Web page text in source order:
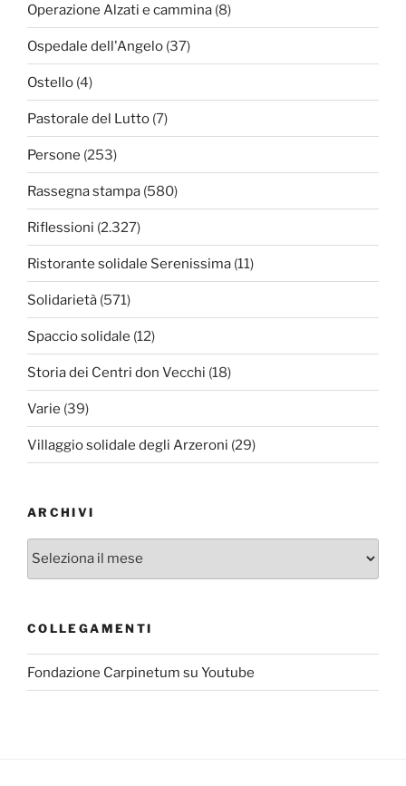
Operazione Alzati e cammina (8)
Ospedale dell'Angelo (37)
Ostello (4)
Pastorale del Lutto (7)
Persone (253)
Rassegna stampa (580)
Riflessioni (2.327)
Ristorante solidale Serenissima (11)
Solidarietà (571)
Spaccio solidale (12)
Storia dei Centri don Vecchi (18)
Varie (39)
Villaggio solidale degli Arzeroni (29)
ARCHIVI
Archivi
COLLEGAMENTI
Fondazione Carpinetum su Youtube